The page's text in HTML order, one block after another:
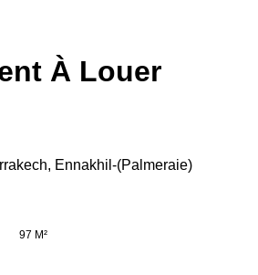
À Louer
, Ennakhil-(Palmeraie)
97 M²